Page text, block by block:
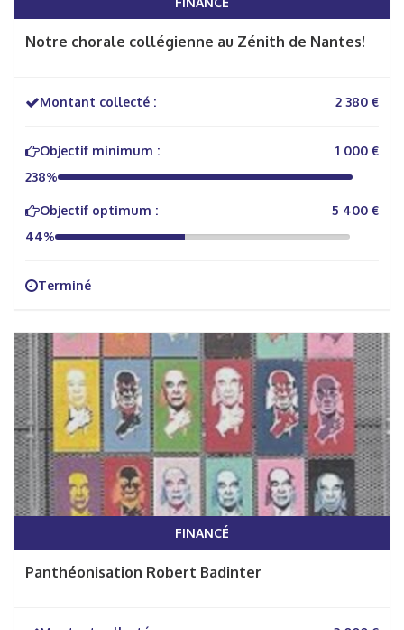
Notre chorale collégienne au Zénith de Nantes!
Montant collecté : 2 380 €
Objectif minimum :
1 000 €
238%
Objectif optimum :
5 400 €
44%
Terminé
FINANCÉ
Panthéonisation Robert Badinter